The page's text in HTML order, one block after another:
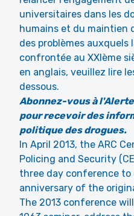
universitaires dans les
humains et du maintien
des problèmes auxquels
confrontée au XXIème
en anglais, veuillez lire
dessous.
Abonnez-vous à
pour recevoir des
politique des drogues.
In April 2013, the ARC
Policing and Security
three day conference
anniversary of the
The 2013 conference